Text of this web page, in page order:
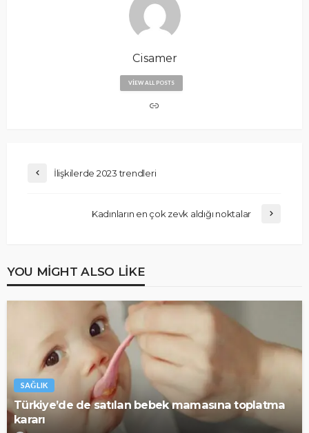
Cisamer
VIEW ALL POSTS
İlişkilerde 2023 trendleri
Kadınların en çok zevk aldığı noktalar
YOU MIGHT ALSO LIKE
SAĞLIK
Türkiye’de de satılan bebek mamasına toplatma
kararı